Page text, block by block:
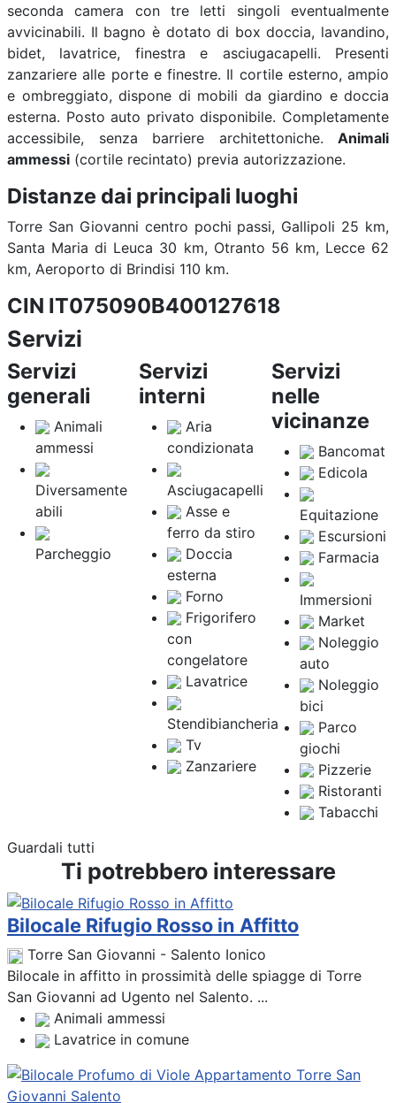
seconda camera con tre letti singoli eventualmente
avvicinabili. Il bagno è dotato di box doccia, lavandino,
bidet, lavatrice, finestra e asciugacapelli. Presenti
zanzariere alle porte e finestre. Il cortile esterno, ampio
e ombreggiato, dispone di mobili da giardino e doccia
esterna. Posto auto privato disponibile. Completamente
accessibile, senza barriere architettoniche. Animali
ammessi (cortile recintato) previa autorizzazione.
Distanze dai principali luoghi
Torre San Giovanni centro pochi passi, Gallipoli 25 km,
Santa Maria di Leuca 30 km, Otranto 56 km, Lecce 62
km, Aeroporto di Brindisi 110 km.
CIN IT075090B400127618
Servizi
Servizi
generali
Animali
ammessi
Diversamente
abili
Parcheggio
Servizi
interni
Aria
condizionata
Asciugacapelli
Asse e
ferro da stiro
Doccia
esterna
Forno
Frigorifero
con
congelatore
Lavatrice
Stendibiancheria
Tv
Zanzariere
Servizi
nelle
vicinanze
Bancomat
Edicola
Equitazione
Escursioni
Farmacia
Immersioni
Market
Noleggio
auto
Noleggio
bici
Parco
giochi
Pizzerie
Ristoranti
Tabacchi
Guardali tutti
Ti potrebbero interessare
Bilocale Rifugio Rosso in Affitto
Torre San Giovanni - Salento Ionico
Bilocale in affitto in prossimità delle spiagge di Torre
San Giovanni ad Ugento nel Salento. ...
Animali ammessi
Lavatrice in comune